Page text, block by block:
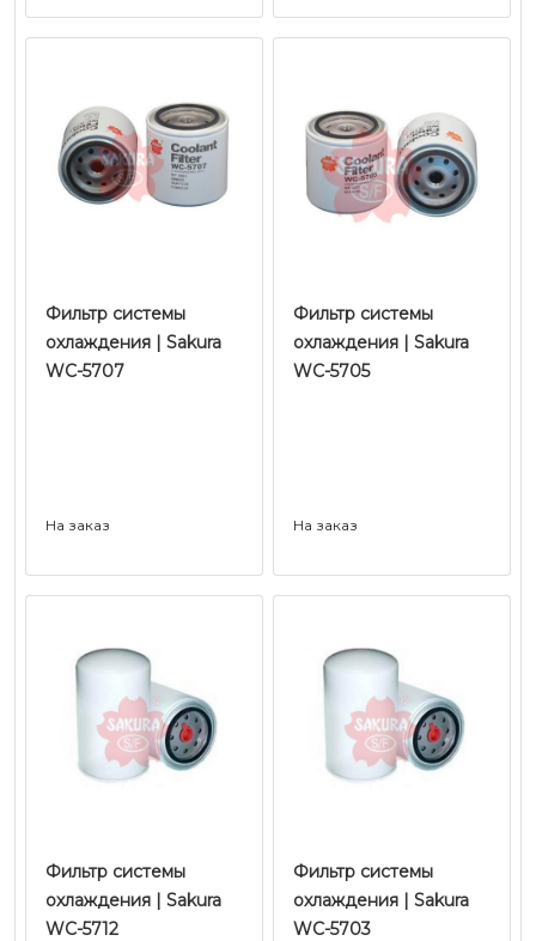
Фильтр системы
охлаждения | Sakura
WC-5707
На заказ
Фильтр системы
охлаждения | Sakura
WC-5705
На заказ
Фильтр системы
охлаждения | Sakura
WC-5712
Фильтр системы
охлаждения | Sakura
WC-5703